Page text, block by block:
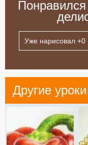
Уже нарисовал +0
Другие